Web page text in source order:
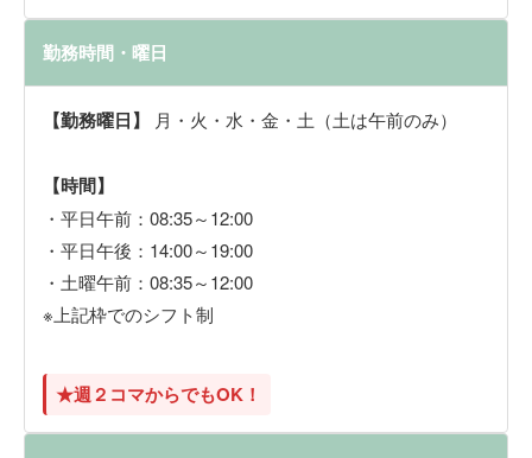
勤務時間・曜日
【勤務曜日】 月・火・水・金・土（土は午前のみ）
【時間】
・平日午前：08:35～12:00
・平日午後：14:00～19:00
・土曜午前：08:35～12:00
※上記枠でのシフト制
★週２コマからでもOK！